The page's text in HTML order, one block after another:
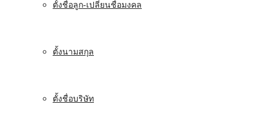
ตั้งชื่อลูก-เปลี่ยนชื่อมงคล
ตั้งนามสกุล
ตั้งชื่อบริษัท